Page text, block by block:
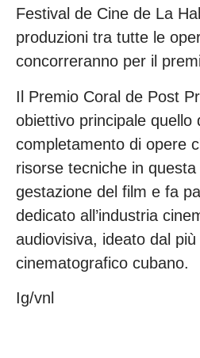
Festival de Cine de La
produzioni tra tutte le
concorreranno per il
Il Premio Coral de Post
obiettivo principale quello
completamento di opere
risorse tecniche in
gestazione del film e fa
dedicato all’industria
audiovisiva, ideato dal
cinematografico cubano.
Ig/vnl